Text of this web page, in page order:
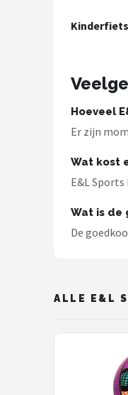
BBB Cycling
Schwalbe
Voltano
Shimano
Hoeveel
Er zijn
Wat kost
E&L
Wat is de
De
ALLE E&L